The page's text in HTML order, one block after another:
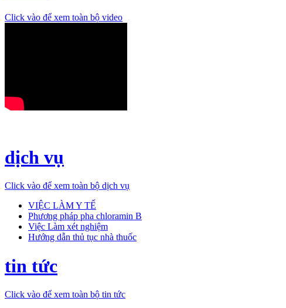
Click vào để xem toàn bộ video
dịch vụ
Click vào để xem toàn bộ dịch vụ
VIỆC LÀM Y TẾ
Phương pháp pha chloramin B
Việc Làm xét nghiệm
Hướng dẫn thủ tục nhà thuốc
tin tức
Click vào để xem toàn bộ tin tức